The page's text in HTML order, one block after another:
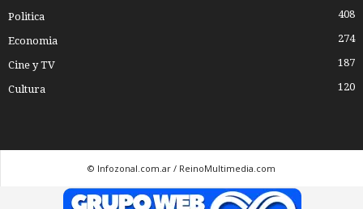
Politica 408
Economia 274
Cine y TV 187
Cultura 120
© Infozonal.com.ar / ReinoMultimedia.com